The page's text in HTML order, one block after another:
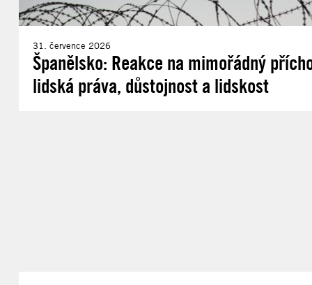
31. července 2026
Španělsko: Reakce na mimořádný
lidská práva, důstojnost a lidskost